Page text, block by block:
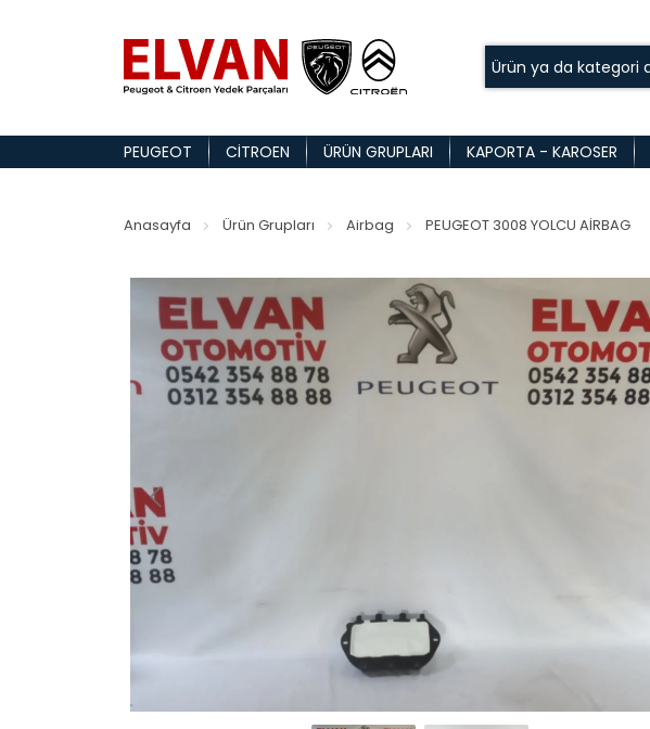
PEUGEOT CITROEN ÜRÜN GRUPLARI KAPORTA - KAROSER
Anasayfa Ürün Grupları Airbag PEUGEOT 3008 YOLCU AİRBAG